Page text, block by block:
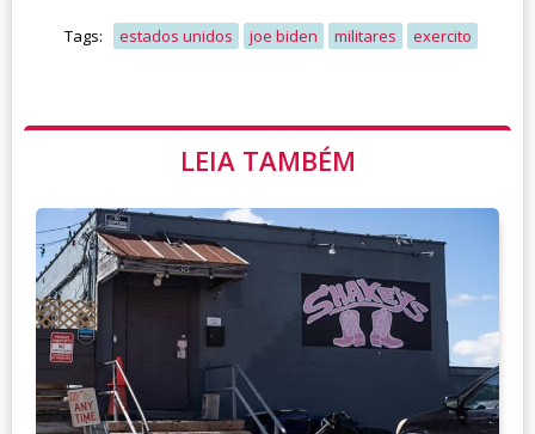
Tags: estados unidos joe biden militares exercito
LEIA TAMBÉM